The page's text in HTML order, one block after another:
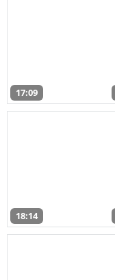
17:09
18:14